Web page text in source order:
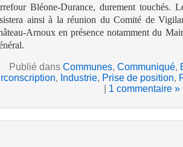
Bléone-Durance, durement touchés.
ainsi à la réunion du Comité de
Arnoux en présence notamment du
Publié dans Communes, Communiqué,
, Industrie, Prise de position,
1 commentaire »